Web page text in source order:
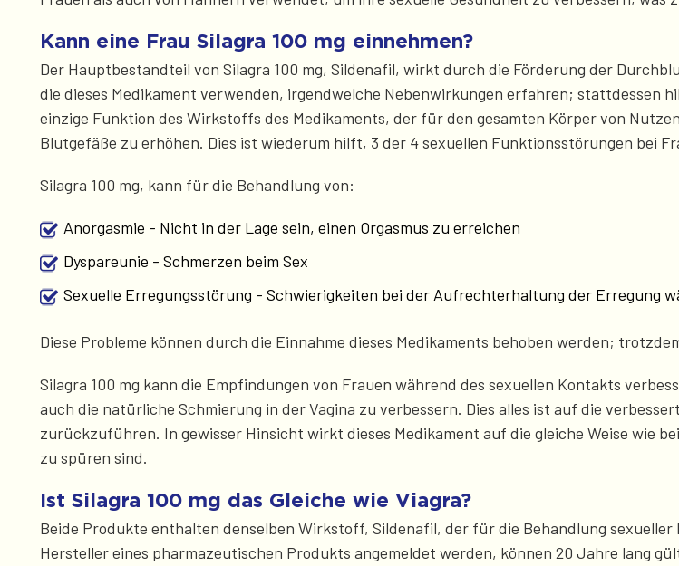
Kann eine Frau Silagra 100 mg einnehmen?
Der Hauptbestandteil von Silagra 100 mg, Sildenafil, wirkt durch die Förderung der
die dieses Medikament verwenden, irgendwelche Nebenwirkungen erfahren; stattdessen
einzige Funktion des Wirkstoffs des Medikaments, der für den gesamten Körper von
Blutgefäße zu erhöhen. Dies ist wiederum hilft, 3 der 4 sexuellen Funktionsstörungen bei
Silagra 100 mg, kann für die Behandlung von:
Anorgasmie - Nicht in der Lage sein, einen Orgasmus zu erreichen
Dyspareunie - Schmerzen beim Sex
Sexuelle Erregungsstörung - Schwierigkeiten bei der Aufrechterhaltung der Erregung
Diese Probleme können durch die Einnahme dieses Medikaments behoben werden;
Silagra 100 mg kann die Empfindungen von Frauen während des sexuellen Kontakts
auch die natürliche Schmierung in der Vagina zu verbessern. Dies alles ist auf die
zurückzuführen. In gewisser Hinsicht wirkt dieses Medikament auf die gleiche Weise wie
zu spüren sind.
Ist Silagra 100 mg das Gleiche wie Viagra?
Beide Produkte enthalten denselben Wirkstoff, Sildenafil, der für die Behandlung
Hersteller eines pharmazeutischen Produkts angemeldet werden, können 20 Jahre lang